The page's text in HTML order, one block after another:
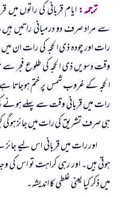
ترجمہ:ایام قربانی کی راتوں میں
سے مراد صرف دو درمیانی راتیں ہیں،
رات اور چودہ ذی الحجہ کی رات ان
وقت دسویں ذی الحجہ کی طلوع فجر
الحجہ کے غروب شمس پر ختم ہوجاتا
رات میں قربانی وقت سے پہلے ہونے
ہی صرف تشریق کی رات میں جائز ہوگی
اور رات میں قربانی اس لیے
ہوتی ہیں۔ اور رہی کراہت تو اس
میں ذکر کیا یعنی غلطی کا اندیشہ۔